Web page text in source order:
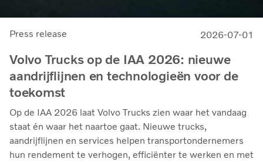
Press release 2026-07-01
Volvo Trucks op de IAA 2026: nieuwe
aandrijflijnen en technologieën voor de
toekomst
Op de IAA 2026 laat Volvo Trucks zien waar het vandaag
staat én waar het naartoe gaat. Nieuwe trucks,
aandrijflijnen en services helpen transportondernemers
hun rendement te verhogen, efficiënter te werken en met